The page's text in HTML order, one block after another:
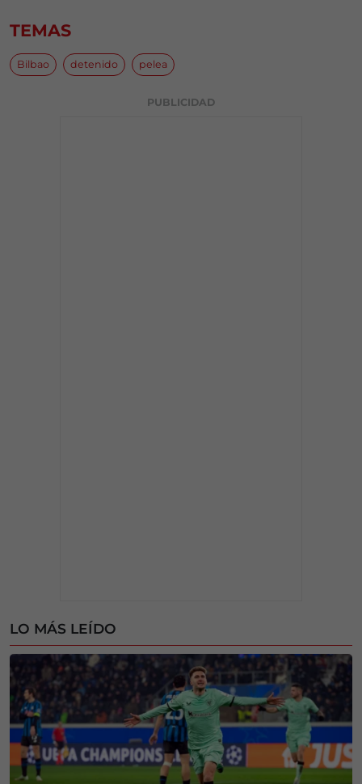
TEMAS
Bilbao detenido pelea
PUBLICIDAD
LO MÁS LEÍDO